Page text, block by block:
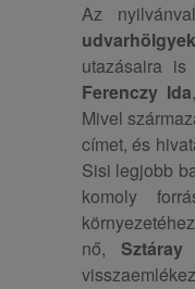
Az
utazásaira
Ferenczy Ida
Mivel
címet, és
Sisi legjobb
komoly
nő,Sztáray